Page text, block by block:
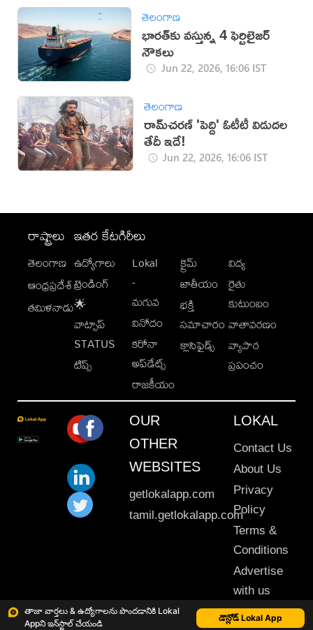
తాజా వార్తలు & ఉద్యోగాలను పొందడానికి Lokal
Appని ఇన్‌స్టాల్ చేయండి
డౌన్లోడ్ Lokal App
తెలంగాణ
భారత్‌కు వస్తున్న 4 ఫెర్టిలైజర్
నౌకలు
Jun 22, 2026, 16:06 IST
తెలంగాణ
రామ్‌చరణ్ 'పెద్ది' ఓటీటీ విడుదల
తేదీ ఇదే!
Jun 22, 2026, 16:06 IST
రాష్ట్రాలు
తెలంగాణ
ఆంధ్రప్రదేశ్
తమిళనాడు
ఇతర కేటగిరీలు
ఉద్యోగాలు
ట్రెండింగ్
🌟
వాట్సాప్
STATUS
టిప్స్
Lokal
-
మగువ
వినోదం
కరోనా
అప్‌డేట్స్
రాజకీయం
క్రైమ్
జాతీయం
భక్తి
సమాచారం
క్లాసిఫైడ్స్
విద్య
రైతు
కుటుంబం
వాతావరణం
వ్యాపార
ప్రపంచం
OUR
OTHER
WEBSITES
getlokalapp.com
tamil.getlokalapp.com
LOKAL
Contact Us
About Us
Privacy
Policy
Terms &
Conditions
Advertise
with us
Sitemap
This material may not be published, transmitted, rewritten or redistributed. © 2020 Lokal App. All rights reserved.